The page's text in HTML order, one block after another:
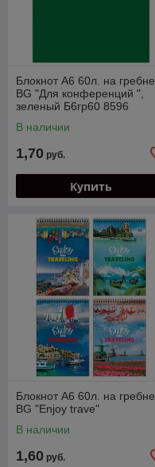
Блокнот А6 60л. на гребне
BG "Для конференций ",
зеленый Б6гр60 8596
В наличии
1,70 руб.
Купить
Блокнот А6 60л. на гребне
BG "Enjoy trave"
В наличии
1,60 руб.